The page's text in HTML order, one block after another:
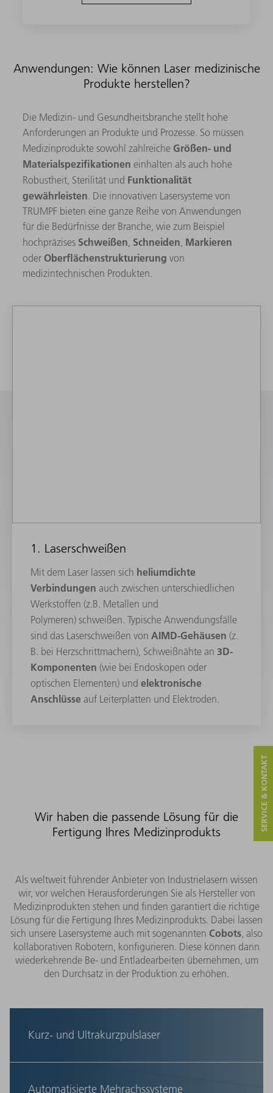
Anwendungen: Wie können Laser medizinische
Produkte herstellen?
Die Medizin- und Gesundheitsbranche stellt hohe
Anforderungen an Produkte und Prozesse. So müssen
Medizinprodukte sowohl zahlreiche Größen- und
Materialspezifikationen einhalten als auch hohe
Robustheit, Sterilität und Funktionalität
gewährleisten. Die innovativen Lasersysteme von
TRUMPF bieten eine ganze Reihe von Anwendungen
für die Bedürfnisse der Branche, wie zum Beispiel
hochpräzises Schweißen Schneiden Markieren
oder Oberflächenstrukturierungvon
medizintechnischen Produkten.
1. Laserschweißen
Mit dem Laser lassen sich heliumdichte
Verbindungen auch zwischen unterschiedlichen
Werkstoffen (z.B. Metallen und
Polymeren) schweißen. Typische Anwendungsfälle
sind das Laserschweißen von AIMD-Gehäusen (z.
B. bei Herzschrittmachern), Schweißnähte an 3D-
Komponenten (wie bei Endoskopen oder
optischen Elementen) und elektronische
Anschlüsse auf Leiterplatten und Elektroden.
Wir haben die passende Lösung für die
Fertigung Ihres Medizinprodukts
Als weltweit führender Anbieter von Industrielasern wissen
wir, vor welchen Herausforderungen Sie als Hersteller von
Medizinprodukten stehen und finden garantiert die richtige
Lösung für die Fertigung Ihres Medizinprodukts. Dabei lassen
sich unsere Lasersysteme auch mit sogenannten Cobots , also
kollaborativen Robotern, konfigurieren. Diese können dann
wiederkehrende Be- und Entladearbeiten übernehmen, um
den Durchsatz in der Produktion zu erhöhen.
Kurz- und Ultrakurzpulslaser
und das fast ohne Hitzeeinwirkung
Automatisierte Mehrachssysteme
SERVICE & KONTAKT